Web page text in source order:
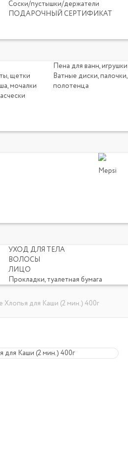
Соски/пустышки/держатели
ПОДАРОЧНЫЙ СЕРТИФИКАТ
щетки
мочалки
Пена для ванн, игрушки
Ватные диски, палочки,
полотенца
Mepsi
УХОД ДЛЯ ТЕЛА
ВОЛОСЫ
ЛИЦО
Прокладки, туалетная бумага
Хлопья для Каши (2 мин.) 400г